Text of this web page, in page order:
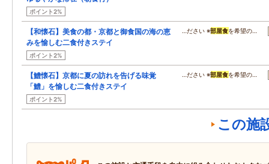
ポイント2%
【和懐石】美食の都・京都と御食国の海の恵
みを愉しむ二食付きステイ
ポイント2%
…ださい ※部屋食を希望の…
【鱧懐石】京都に夏の訪れを告げる味覚
「鱧」を愉しむ二食付きステイ
ポイント2%
…ださい ※部屋食を希望の…
この施